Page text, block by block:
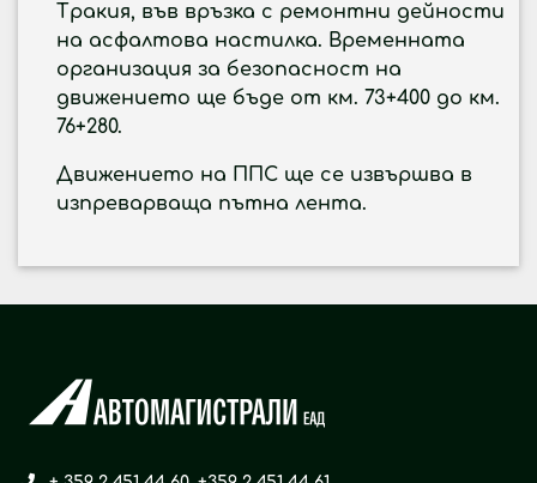
Тракия, във връзка с ремонтни дейности
на асфалтова настилка. Временната
организация за безопасност на
движението ще бъде от км. 73+400 до км.
76+280.
Движението на ППС ще се извършва в
изпреварваща пътна лента.